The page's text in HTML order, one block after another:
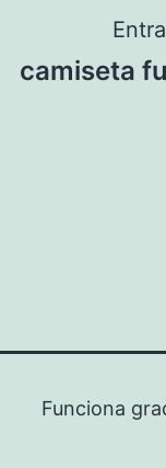
camiseta
Funciona